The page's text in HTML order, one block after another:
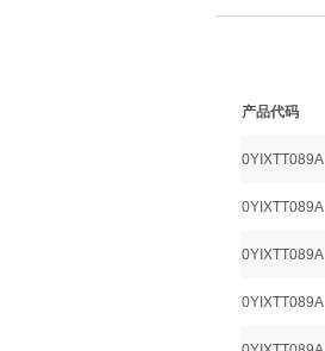
产品代码
0YIXTT089A
0YIXTT089A
0YIXTT089A
0YIXTT089A